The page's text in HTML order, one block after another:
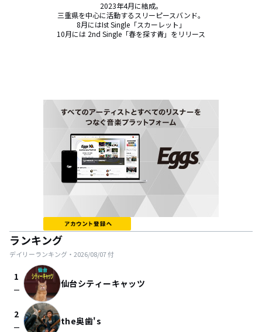
2023年4月に結成。
三重県を中心に活動するスリーピースバンド。
8月にはIst Single「スカーレット」
10月には 2nd Single「春を探す青」をリリース
ランキング
デイリーランキング・ 2026/08/07付
1
check_indeterminate_small 仙台シティーキャッツ
2
check_indeterminate_small the奥歯's